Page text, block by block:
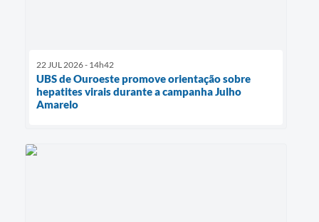
22 JUL 2026 - 14h42
UBS de Ouroeste promove orientação sobre
hepatites virais durante a campanha Julho
Amarelo